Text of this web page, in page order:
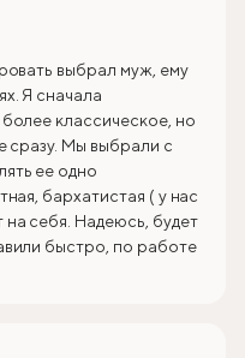
выбрал муж, ему
Я сначала
классическое, но
сразу. Мы выбрали с
ее одно
бархатистая ( у нас
себя. Надеюсь, будет
быстро, по работе